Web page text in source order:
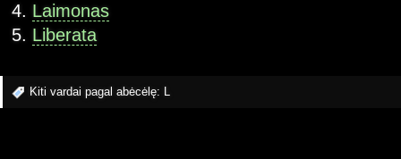
Laimonas
Liberata
Kiti vardai pagal abėcėlę: L